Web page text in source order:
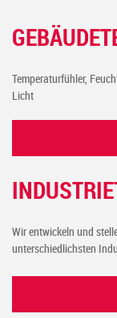
Temperaturfühler,
Licht
Wir entwickeln und
unterschiedlichsten